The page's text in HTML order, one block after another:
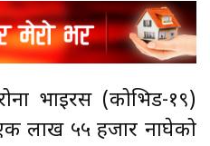
भाइरस (कोभिड-१९)
लाख ५५ हजार नाघेको